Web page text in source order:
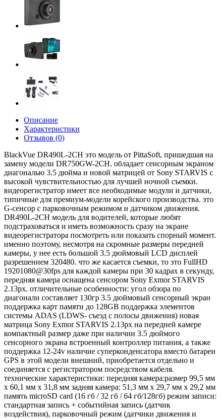
Описание
Характеристики
Отзывов (0)
BlackVue DR490L-2CH это модель от PittaSoft, пришедшая на
замену модели DR750GW-2CH. обладает сенсорным экраном
диагональю 3.5 дюйма и новой матрицей от Sony STARVIS с
высокой чувствительностью для лучшей ночной съемки.
видеорегистратор имеет все необходимые модули и датчики,
типичные для премиум-модели корейского производства. это
G-сенсор с парковочным режимом и датчиком движения.
DR490L-2CH модель для водителей, которые любят
подстраховаться и иметь возможность сразу на экране
видеорегистратора посмотреть или показать спорный момент.
именно поэтому, несмотря на скромные размеры передней
камеры, у нее есть большой 3.5 дюймовый LCD дисплей
разрешением 320480. что же касается съемки, то это FullHD
19201080@30fps для каждой камеры при 30 кадрах в секунду,
передняя камера оснащена сенсором Sony Exmor STARVIS
2.13px. отличительные особенности: угол обзора по
диагонали составляет 130гр 3.5 дюймовый сенсорный экран
поддержка карт памяти до 128GB поддержка элементов
системы ADAS (LDWS- съезд с полосы движения) новая
матрица Sony Exmor STARVIS 2.13px на передней камере
компактный размер даже при наличии 3.5 дюймого
сенсорного экрана встроенный контроллер питания, а также
поддержка 12-24v наличие суперконденсатора вместо батареи
GPS в этой модели внешний, приобретается отдельно и
соединяется с регистратором посредством кабеля.
технические характеристики: передняя камера:размер 99,5 мм
x 60,1 мм х 31,8 мм задняя камера: 51,3 мм x 29,7 мм х 29,2 мм
память microSD card (16 гб / 32 гб / 64 гб/128гб) режим записи:
стандартная запись + событийная запись (датчик
воздействия), парковочный режим (датчики движения и